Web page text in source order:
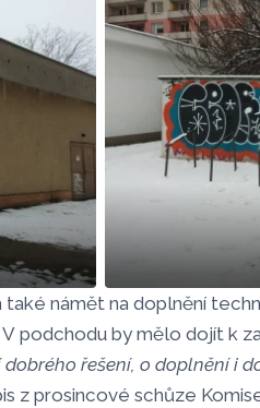
Zdroj:
námět na doplnění
podchodu by mělo dojít k
dobrého řešení, o doplnění i
z prosincové schůze